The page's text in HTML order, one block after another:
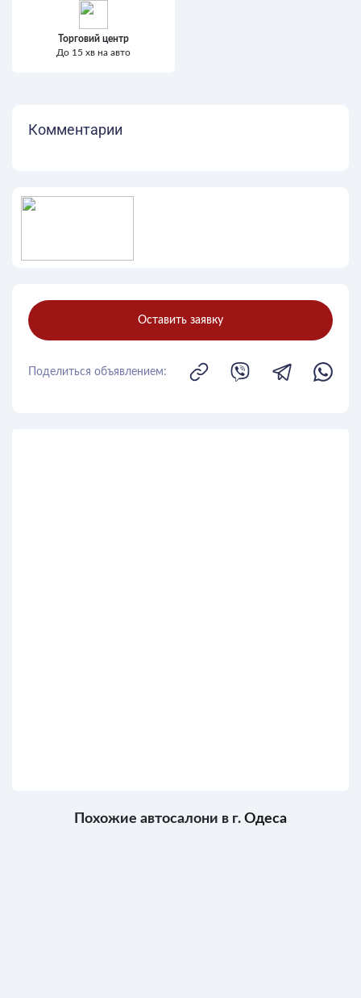
Торговий центр
До 15 хв на авто
Комментарии
Оставить заявку
Поделиться объявлением:
Похожие автосалони в г. Одеса